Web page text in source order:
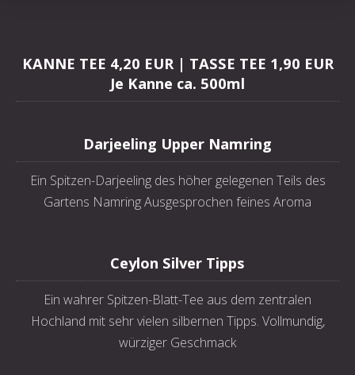
KANNE TEE 4,20 EUR | TASSE TEE 1,90 EUR
Je Kanne ca. 500ml
Darjeeling Upper Namring
Ein Spitzen-Darjeeling des höher gelegenen Teils des
Gartens Namring Ausgesprochen feines Aroma
Ceylon Silver Tipps
Ein wahrer Spitzen-Blatt-Tee aus dem zentralen
Hochland mit sehr vielen silbernen Tipps. Vollmundig,
würziger Geschmack